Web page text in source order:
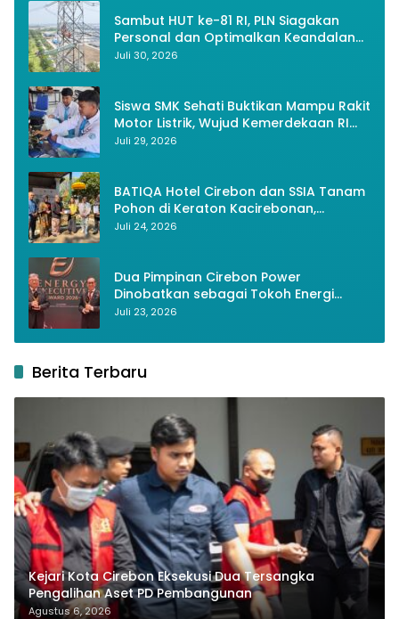
Sambut HUT ke-81 RI, PLN Siagakan
Personal dan Optimalkan Keandalan
Instalasi Transmisi
Juli 30, 2026
Siswa SMK Sehati Buktikan Mampu Rakit
Motor Listrik, Wujud Kemerdekaan RI
Melalui Inovasi dan Kemandirian
Juli 29, 2026
BATIQA Hotel Cirebon dan SSIA Tanam
Pohon di Keraton Kacirebonan,
Lestarikan Budaya dan Lingkungan
Juli 24, 2026
Dua Pimpinan Cirebon Power
Dinobatkan sebagai Tokoh Energi
Berkelanjutan 2026
Juli 23, 2026
Berita Terbaru
Kejari Kota Cirebon Eksekusi Dua Tersangka
Pengalihan Aset PD Pembangunan
Agustus 6, 2026